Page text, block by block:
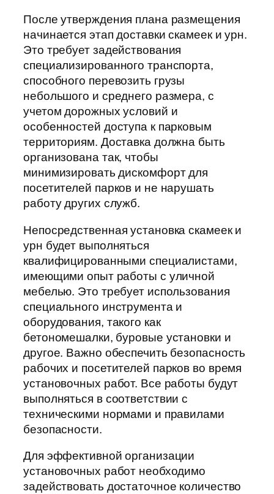
После утверждения плана размещения
начинается этап доставки скамеек и урн.
Это требует задействования
специализированного транспорта,
способного перевозить грузы
небольшого и среднего размера, с
учетом дорожных условий и
особенностей доступа к парковым
территориям. Доставка должна быть
организована так, чтобы
минимизировать дискомфорт для
посетителей парков и не нарушать
работу других служб.
Непосредственная установка скамеек и
урн будет выполняться
квалифицированными специалистами,
имеющими опыт работы с уличной
мебелью. Это требует использования
специального инструмента и
оборудования, такого как
бетономешалки, буровые установки и
другое. Важно обеспечить безопасность
рабочих и посетителей парков во время
установочных работ. Все работы будут
выполняться в соответствии с
техническими нормами и правилами
безопасности.
Для эффективной организации
установочных работ необходимо
задействовать достаточное количество